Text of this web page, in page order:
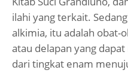
ilahi yang terkait.
alkimia, itu adalah obat-
atau delapan yang
dari tingkat enam